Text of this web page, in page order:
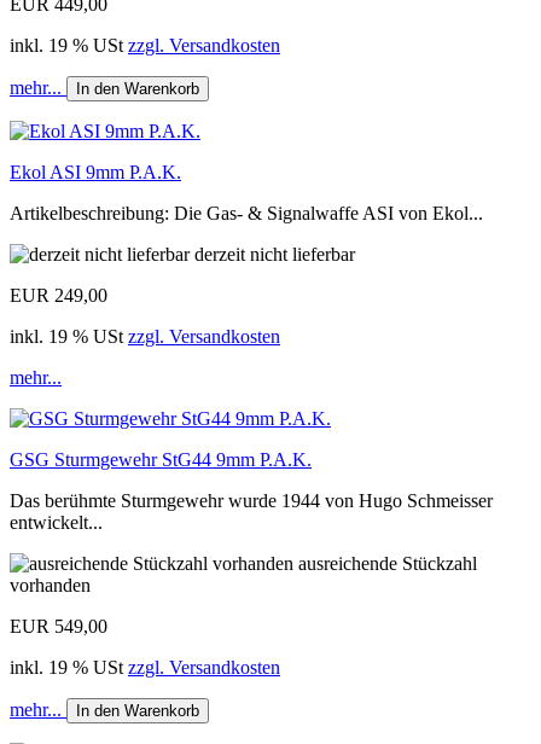
inkl. 19 % USt zzgl. Versandkosten
mehr... In den Warenkorb
Ekol ASI 9mm P.A.K.
Artikelbeschreibung: Die Gas- & Signalwaffe ASI von Ekol...
derzeit nicht lieferbar
EUR 249,00
inkl. 19 % USt zzgl. Versandkosten
mehr...
GSG Sturmgewehr StG44 9mm P.A.K.
Das berühmte Sturmgewehr wurde 1944 von Hugo Schmeisser
entwickelt...
ausreichende Stückzahl
vorhanden
EUR 549,00
inkl. 19 % USt zzgl. Versandkosten
mehr... In den Warenkorb